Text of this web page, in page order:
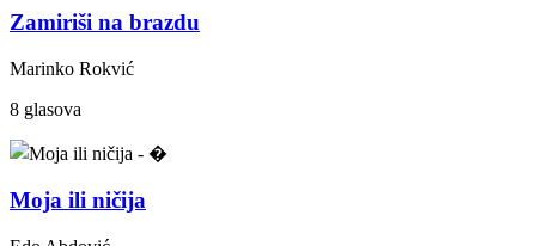
Zamiriši na brazdu
Marinko Rokvić
8 glasova
Moja ili ničija